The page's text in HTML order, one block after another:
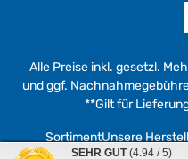
Alle Preise inkl. gesetzl.
und ggf.
**Gilt für
SortimentUnsere
SEHR GUT (4.94 / 5)